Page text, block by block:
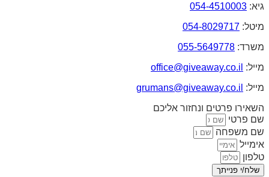
גיא: 054-4510003
מיטל: 054-8029717
משרד: 055-5649778
מייל: office@giveaway.co.il
מייל: grumans@giveaway.co.il
השאירו פרטים ונחזור אליכם
שם פרטי
שם משפחה
אימייל
טלפון
שלח/י פנייתך